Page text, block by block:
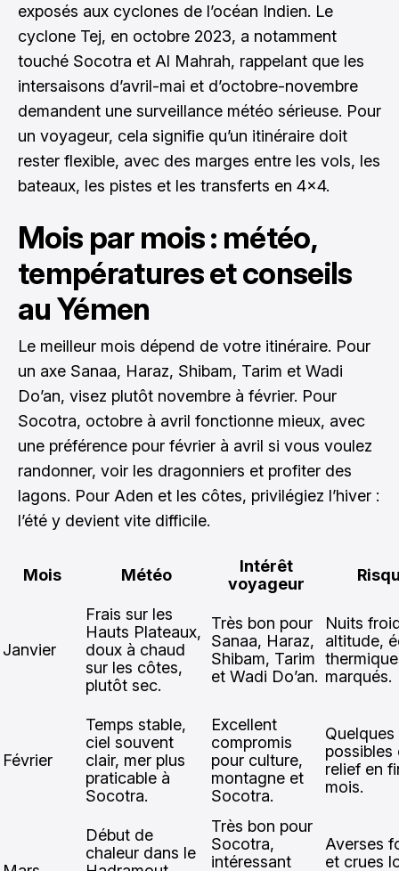
exposés aux cyclones de l’océan Indien. Le
cyclone Tej, en octobre 2023, a notamment
touché Socotra et Al Mahrah, rappelant que les
intersaisons d’avril-mai et d’octobre-novembre
demandent une surveillance météo sérieuse. Pour
un voyageur, cela signifie qu’un itinéraire doit
rester flexible, avec des marges entre les vols, les
bateaux, les pistes et les transferts en 4x4.
Mois par mois : météo,
températures et conseils
au Yémen
Le meilleur mois dépend de votre itinéraire. Pour
un axe Sanaa, Haraz, Shibam, Tarim et Wadi
Do’an, visez plutôt novembre à février. Pour
Socotra, octobre à avril fonctionne mieux, avec
une préférence pour février à avril si vous voulez
randonner, voir les dragonniers et profiter des
lagons. Pour Aden et les côtes, privilégiez l’hiver :
l’été y devient vite difficile.
Mois Météo
Intérêt
voyageur
Janvier
Frais sur les
Hauts Plateaux,
doux à chaud
sur les côtes,
plutôt sec.
Très bon pour
Sanaa, Haraz,
Shibam, Tarim
et Wadi Do’an.
Nuits
altitude,
marqués.
Février
Temps stable,
ciel souvent
clair, mer plus
praticable à
Socotra.
Excellent
compromis
pour culture,
montagne et
Socotra.
Quelques
possibles
relief en
mois.
Début de
chaleur dans le
Très bon pour
Socotra,
intéressant
Averses
et crues